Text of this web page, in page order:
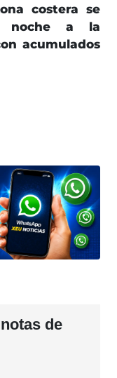
costera se
noche a la
acumulados
de